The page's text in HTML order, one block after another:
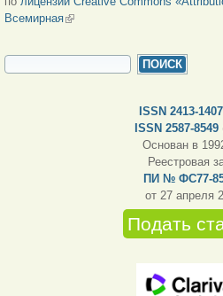
Всемирная(внешняя ссылка)
ФОРМА ПОИСКА
ISSN 2413-1407
ISSN 2587-8549
Основан в
Реестровая
ПИ № ФС77-
от 27 апреля
Подать